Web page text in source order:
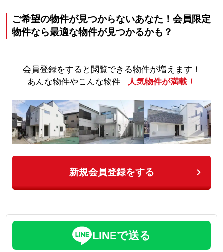
ご希望の物件が見つからないあなた！会員限定
物件なら最適な物件が見つかるかも？
会員登録をすると閲覧できる物件が増えます！
あんな物件やこんな物件...人気物件が満載！
新規会員登録をする
LINEで送る